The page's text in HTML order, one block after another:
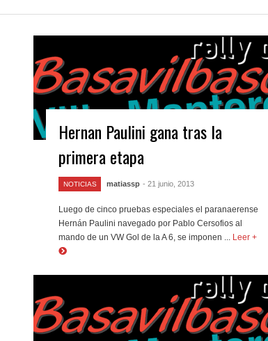
Hernan Paulini gana tras la
primera etapa
NOTICIAS matiassp - 21 junio, 2013
Luego de cinco pruebas especiales el paranaerense
Hernán Paulini navegado por Pablo Cersofios al
mando de un VW Gol de la A 6, se imponen ...
Leer +